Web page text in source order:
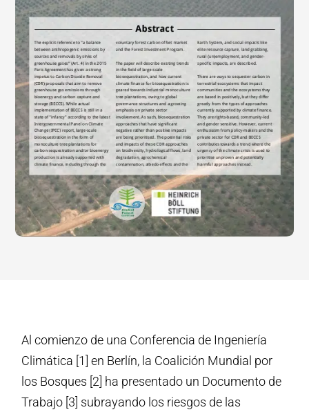
Al comienzo de una Conferencia de Ingeniería
Climática [1] en Berlín, la Coalición Mundial por
los Bosques [2] ha presentado un Documento de
Trabajo [3] subrayando los riesgos de las